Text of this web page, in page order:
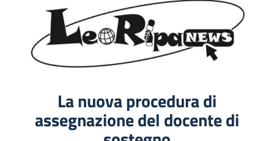
La nuova procedura di
assegnazione del docente di